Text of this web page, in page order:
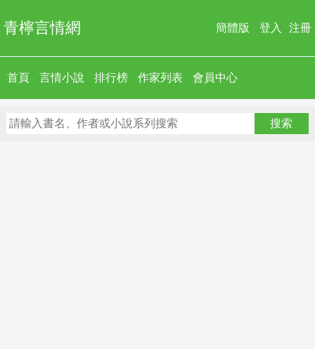
青檸言情網 簡體版 登入 注冊
首頁 言情小說 排行榜 作家列表 會員中心